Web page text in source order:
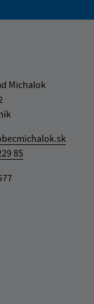
Michalok
85